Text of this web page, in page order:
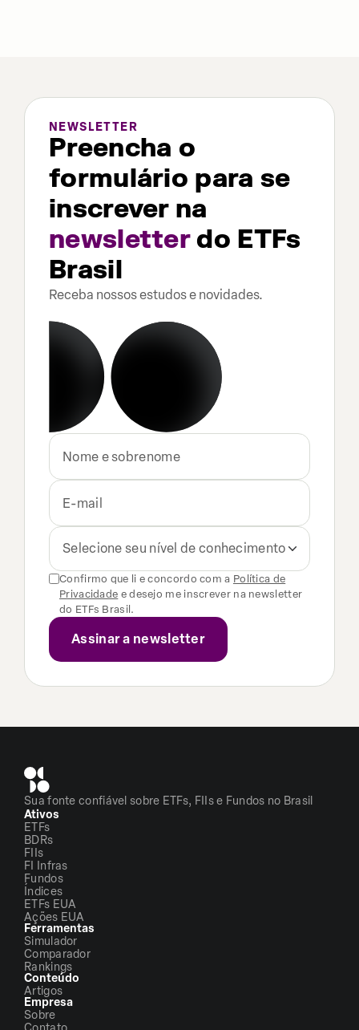
NEWSLETTER
Preencha o
formulário para se
inscrever na
newsletterdo ETFs
Brasil
Receba nossos estudos e novidades.
Selecione seu nível de conhecimento
Confirmo que li e concordo com a Política de
Privacidade e desejo me inscrever na newsletter
do ETFs Brasil.
Sua fonte confiável sobre ETFs, FIIs e Fundos no Brasil
Ativos
ETFs
BDRs
FIIs
FI Infras
Fundos
Índices
ETFs EUA
Ações EUA
Ferramentas
Simulador
Comparador
Rankings
Conteúdo
Artigos
Empresa
Sobre